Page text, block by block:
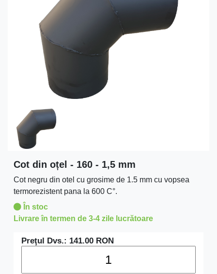
Cot din oțel - 160 - 1,5 mm
Cot negru din otel cu grosime de 1.5 mm cu vopsea
termorezistent pana la 600 C°.
În stoc
Livrare în termen de 3-4 zile lucrătoare
Preţul Dvs.: 141.00 RON